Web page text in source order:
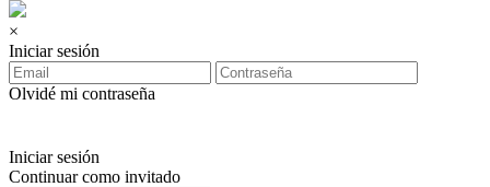
×
Iniciar sesión
Olvidé mi contraseña
Iniciar sesión
Continuar como invitado